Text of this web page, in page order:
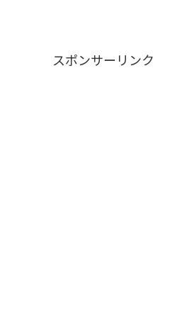
スポンサーリンク